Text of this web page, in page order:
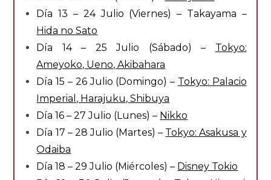
Día 13 – 24 Julio (Viernes) – Takayama –
Hida no Sato
Día 14 – 25 Julio (Sábado) – Tokyo:
Ameyoko, Ueno, Akibahara
Día 15 – 26 Julio (Domingo) – Tokyo: Palacio
Imperial, Harajuku, Shibuya
Día 16 – 27 Julio (Lunes) – Nikko
Día 17 – 28 Julio (Martes) – Tokyo: Asakusa y
Odaiba
Día 18 – 29 Julio (Miércoles) – Disney Tokio